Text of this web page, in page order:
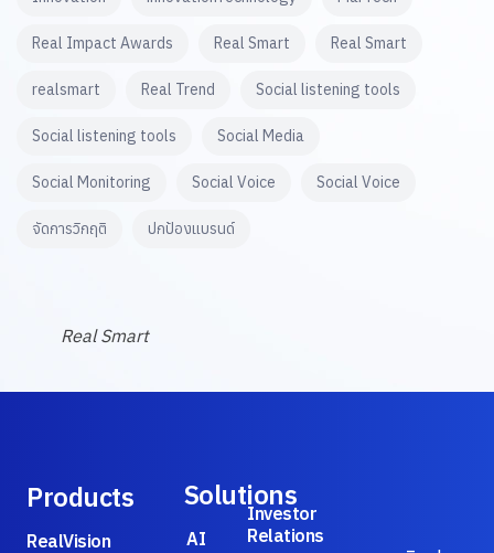
Real Impact Awards Real Smart Real Smart
realsmart Real Trend Social listening tools
Social listening tools Social Media
Social Monitoring Social Voice Social Voice
จัดการวิกฤติ ปกป้องแบรนด์
Real Smart
Products
RealVision
Solutions
AI
Investor
Relations